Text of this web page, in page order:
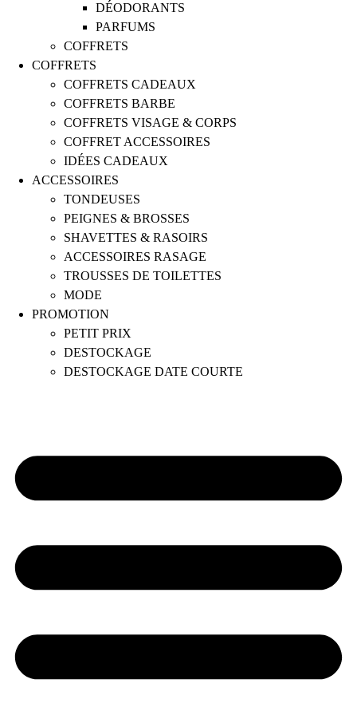
DÉODORANTS
PARFUMS
COFFRETS
COFFRETS
COFFRETS CADEAUX
COFFRETS BARBE
COFFRETS VISAGE & CORPS
COFFRET ACCESSOIRES
IDÉES CADEAUX
ACCESSOIRES
TONDEUSES
PEIGNES & BROSSES
SHAVETTES & RASOIRS
ACCESSOIRES RASAGE
TROUSSES DE TOILETTES
MODE
PROMOTION
PETIT PRIX
DESTOCKAGE
DESTOCKAGE DATE COURTE